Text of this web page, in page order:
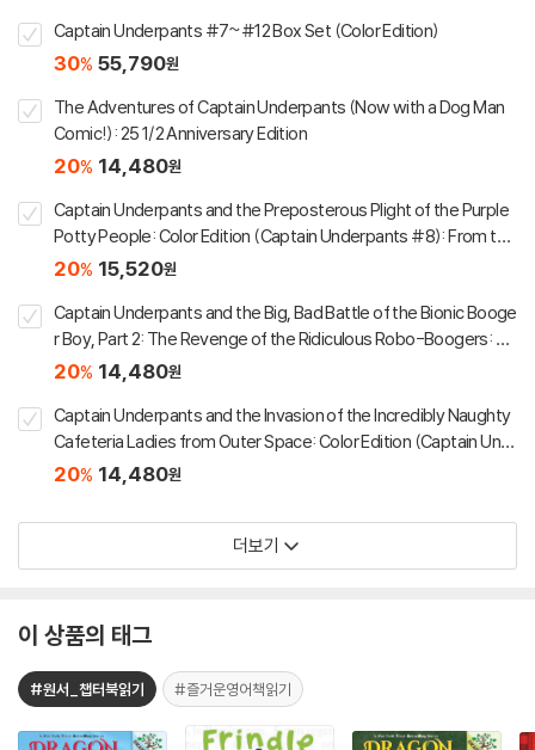
Captain Underpants #7~#12 Box Set (Color Edition)
30% 55,790원
The Adventures of Captain Underpants (Now with a Dog Man
Comic!): 25 1/2 Anniversary Edition
20% 14,480원
Captain Underpants and the Preposterous Plight of the Purple
Potty People: Color Edition (Captain Underpants #8): From the
Creator of Dog Man
20% 15,520원
Captain Underpants and the Big, Bad Battle of the Bionic Booge
r Boy, Part 2: The Revenge of the Ridiculous Robo-Boogers: Co
lor Edition (Captain Underp
20% 14,480원
Captain Underpants and the Invasion of the Incredibly Naughty
Cafeteria Ladies from Outer Space: Color Edition (Captain Und
erpants #3)
20% 14,480원
더보기
이 상품의 태그
#원서_챕터북읽기 #즐거운영어책읽기